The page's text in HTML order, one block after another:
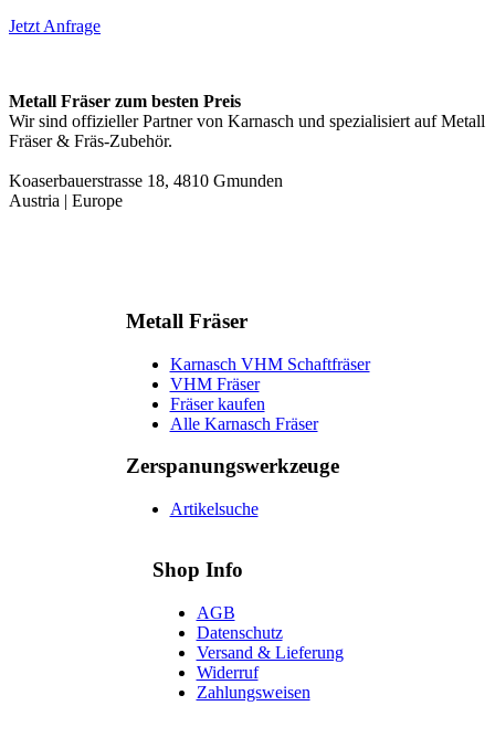
Jetzt Anfrage
Metall Fräser zum besten Preis
Wir sind offizieller Partner von Karnasch und spezialisiert auf Metall
Fräser & Fräs-Zubehör.
Koaserbauerstrasse 18, 4810 Gmunden
Austria | Europe
Metall Fräser
Karnasch VHM Schaftfräser
VHM Fräser
Fräser kaufen
Alle Karnasch Fräser
Zerspanungs­werkzeuge
Artikelsuche
Shop Info
AGB
Datenschutz
Versand & Lieferung
Widerruf
Zahlungsweisen